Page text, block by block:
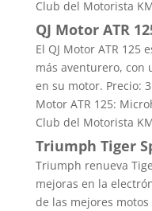
Club del Motorista
QJ Motor ATR
El QJ Motor ATR 125
más aventurero, con
en su motor. Precio:
Motor ATR 125:
Club del Motorista
Triumph Tiger
Triumph renueva
mejoras en la
de las mejores